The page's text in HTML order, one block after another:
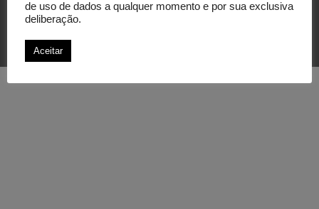
© Instituto Serrapilheira. Todos os direitos
de uso de dados a qualquer momento e por sua exclusiva
deliberação.
Aceitar